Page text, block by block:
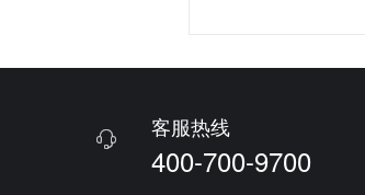
 客服热线
400-700-9700